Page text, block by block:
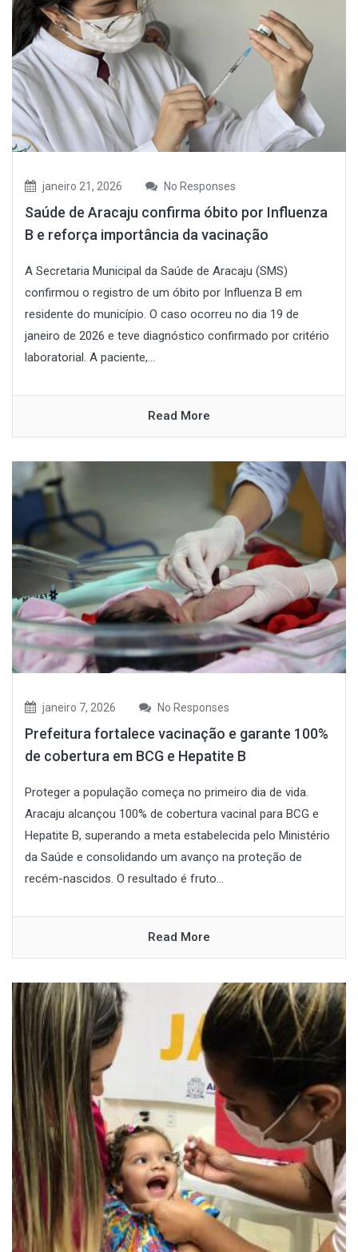
janeiro 21, 2026 No Responses
Saúde de Aracaju confirma óbito por Influenza
B e reforça importância da vacinação
A Secretaria Municipal da Saúde de Aracaju (SMS)
confirmou o registro de um óbito por Influenza B em
residente do município. O caso ocorreu no dia 19 de
janeiro de 2026 e teve diagnóstico confirmado por critério
laboratorial. A paciente,...
Read More
janeiro 7, 2026 No Responses
Prefeitura fortalece vacinação e garante 100%
de cobertura em BCG e Hepatite B
Proteger a população começa no primeiro dia de vida.
Aracaju alcançou 100% de cobertura vacinal para BCG e
Hepatite B, superando a meta estabelecida pelo Ministério
da Saúde e consolidando um avanço na proteção de
recém-nascidos. O resultado é fruto...
Read More